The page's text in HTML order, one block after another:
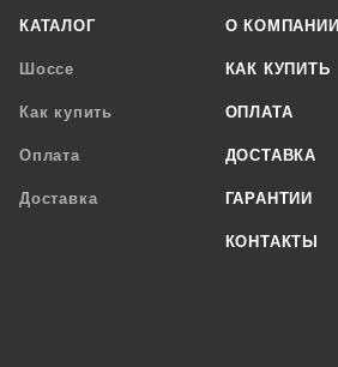
КАТАЛОГ
Шоссе
Как купить
Оплата
Доставка
О КОМПАНИИ
КАК КУПИТЬ
ОПЛАТА
ДОСТАВКА
ГАРАНТИИ
КОНТАКТЫ